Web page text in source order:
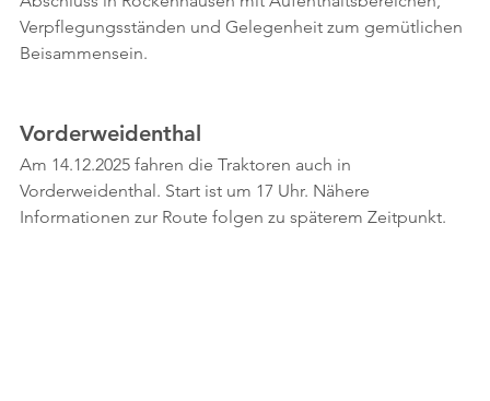
Verpflegungsständen und Gelegenheit zum gemütlichen
Beisammensein.
Vorderweidenthal
Am 14.12.2025 fahren die Traktoren auch in
Vorderweidenthal. Start ist um 17 Uhr. Nähere
Informationen zur Route folgen zu späterem Zeitpunkt.